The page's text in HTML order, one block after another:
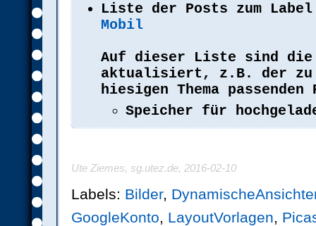
Liste der Posts zum
Mobil
Auf dieser Liste sind
aktualisiert, z.B. der zu
hiesigen Thema passenden
Speicher für
Ute Ziemes, sg.utez.de, 2016-02-10
Labels: Bilder,
GoogleKonto, LayoutVorlagen,